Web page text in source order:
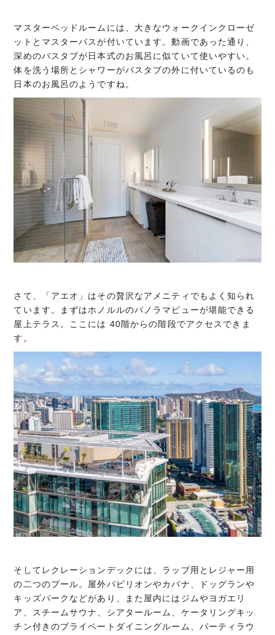
マスターベッドルームには、大きなウォークインクローゼ
ットとマスターバスが付いています。動画であった通り、
深めのバスタブが日本式のお風呂に似ていて使いやすい。
体を洗う場所とシャワーがバスタブの外に付いているのも
日本のお風呂のようですね。
さて、「アエオ」はその贅沢なアメニティでもよく知られ
ています。まずはホノルルのパノラマビューが堪能できる
屋上テラス。ここには 40階からの階段でアクセスできま
す。
そしてレクレーションデックには、ラップ用とレジャー用
の二つのプール。屋外パビリオンやカバナ、ドッグランや
キッズパークなどがあり、また屋内にはジムやヨガエリ
ア、スチームサウナ、シアタールーム、ケータリングキッ
チン付きのプライベートダイニングルーム、パーティラウ